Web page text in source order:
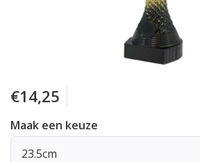
€14,25
Maak een keuze
23.5cm